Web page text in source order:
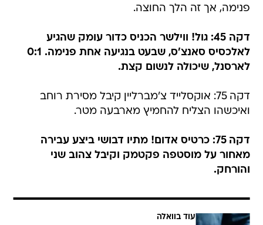
פנימה, אך זה הלך החוצה.
דקה 45: גול! ווילשר הכניס כדור עומק שהגיע
לאלכסיס סאנצ'ס, שבעט בנגיעה אחת פנימה. 0:1
לארסנל, שיכולה לנשום קצת.
דקה 75: אוקסלייד צ'מברליין קיבל מסירת רוחב
ואיכשהו הצליח להחמיץ מארבעה מטר.
דקה 75: כרטיס אדום! מתיו דבושי ביצע עבירה
מאחור על מוסטפה פקטמק וקיבל צהוב שני
והורחק.
עוד בוואלה